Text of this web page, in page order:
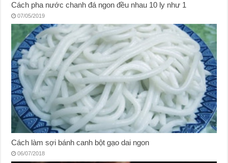
Cách pha nước chanh đá ngon đều nhau 10 ly như 1
07/05/2019
Cách làm sợi bánh canh bột gạo dai ngon
06/07/2018